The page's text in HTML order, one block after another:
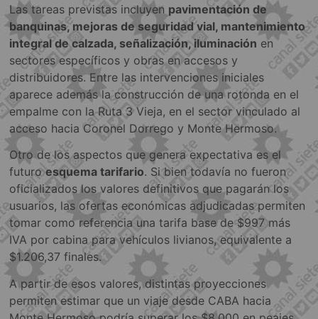
Las tareas previstas incluyen pavimentación de
banquinas, mejoras de seguridad vial, mantenimiento
integral de calzada, señalización, iluminación en
sectores específicos y obras en accesos y
distribuidores. Entre las intervenciones iniciales
aparece además la construcción de una rotonda en el
empalme con la Ruta 3 Vieja, en el sector vinculado al
acceso hacia Coronel Dorrego y Monte Hermoso.
Otro de los aspectos que genera expectativa es el
futuroesquema tarifario. Si bien todavía no fueron
oficializados los valores definitivos que pagarán los
usuarios, las ofertas económicas adjudicadas permiten
tomar como referencia una tarifa base de $997 más
IVA por cabina para vehículos livianos, equivalente a
$1.206,37 finales.
A partir de esos valores, distintas proyecciones
permiten estimar que un viaje desde CABA hacia